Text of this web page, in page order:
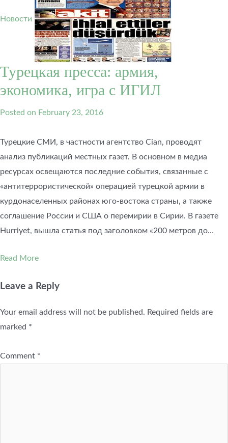
Новости
Турецкая пресса: армия,
экономика, игра с ИГИЛ
Posted on February 23, 2016
Турецкие СМИ, в частности агентство Cian, проводят
анализ публикаций местных газет. В основном в медиа
ресурсах освещаются последние события, связанные с
«антитеррористической» операцией турецкой армии в
курдонаселенных районах юго-востока страны, а также
соглашение России и США о перемирии в Сирии. В газете
Hurriyet, вышла статья под заголовком «200 метров до…
Read More
Leave a Reply
Your email address will not be published. Required fields are
marked *
Comment *